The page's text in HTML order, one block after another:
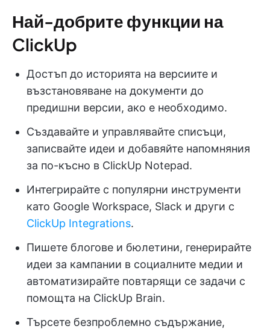
Най-добрите функции на
ClickUp
Достъп до историята на версиите и
възстановяване на документи до
предишни версии, ако е необходимо.
Създавайте и управлявайте списъци,
записвайте идеи и добавяйте напомняния
за по-късно в ClickUp Notepad.
Интегрирайте с популярни инструменти
като Google Workspace, Slack и други с
ClickUp Integrations.
Пишете блогове и бюлетини, генерирайте
идеи за кампании в социалните медии и
автоматизирайте повтарящи се задачи с
помощта на ClickUp Brain.
Търсете безпроблемно съдържание,